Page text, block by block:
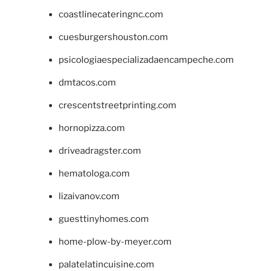
coastlinecateringnc.com
cuesburgershouston.com
psicologiaespecializadaencampeche.com
dmtacos.com
crescentstreetprinting.com
hornopizza.com
driveadragster.com
hematologa.com
lizaivanov.com
guesttinyhomes.com
home-plow-by-meyer.com
palatelatincuisine.com